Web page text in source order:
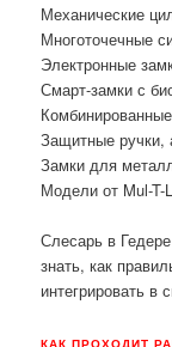
Механические
Многоточечные
Электронные
Смарт-замки с
Защитные ручки,
Замки для
Модели от Mul-
Слесарь в
знать, как
интегрировать в
КАК ПРОХОДИТ